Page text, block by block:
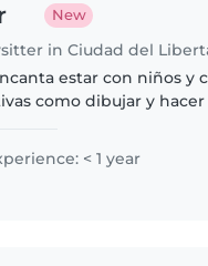
New
estar con niños y
como dibujar y
¡Busco oportunidades..
< 1 year